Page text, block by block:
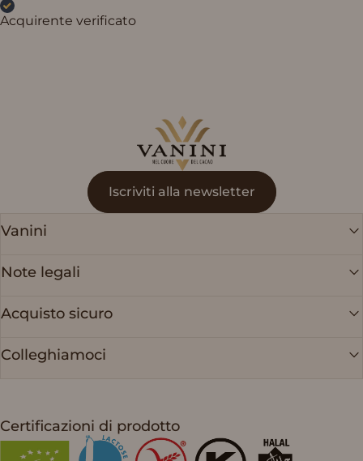
Acquirente verificato
Vanini
Iscriviti alla newsletter
Vanini
Note legali
Acquisto sicuro
Colleghiamoci
Certificazioni di prodotto